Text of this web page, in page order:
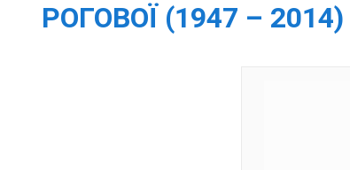
РОГОВОЇ (1947 –